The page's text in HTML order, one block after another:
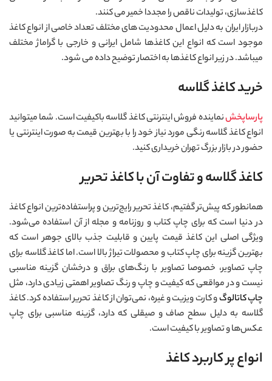
کاغذسازی، تولیدات ناقص را مجددا خمیر می کنند.
دربازار ایران به دلیل اعمال محدودیت های مختلف تعداد خاصی از انواع کاغذ
موجود است که انواع این کاغذها شامل ایرانی و خارجی با گراماژ مختلف
میباشد. در زیر انواع کاغذها به اختصار توضیح داده می شود.
خرید کاغذ گلاسه
پارساپخشنماینده فروش اینترنتی کاغذ گلاسه باکیفیت است. شما میتوانید
انواع کاغذ گلاسه رنگی مورد نیاز خود را با بهترین قیمت به صورت اینترنتی یا
حضور در بازار بزرگ تهران خریداری کنید.
کاغذ گلاسه و تفاوت آن با کاغذ تحریر
همانطور که پیش‌تر گفتیم، کاغذ تحریر رایج‌ترین و پراستفاده‌ترین انواع کاغذ
در دنیا است که برای چاپ کتاب و روزنامه و مجله از آن استفاده می‌شود.
ویژگی اصلی این کاغذ قیمت پایین و قابلیت جذب بالای جوهر است که
بهترین گزینه برای چاپ کتاب و محصولات تیراژ بالا است. اما کاغذ گلاسه برای
چاپ تصاویر، خصوصا تصاویر با رنگ‌های براق و درخشان گزینه مناسبی
نیست و در مواقعی که کیفیت و چاپ و رنگ تصاویر اهمتی زیادی دارد، مثل
چاپ کاتالوگو کارت ویزیت و غیره، نمی‌توان از کاغذ تحریر استفاده کرد. کاغذ
گلاسه به دلیل سطح صاف و صیقلی‌ که دارد، گزینه‌ مناسبی برای چاپ
عکس‌ها و تصاویر با کیفیت است.
انواع پر کاربرد کاغذ